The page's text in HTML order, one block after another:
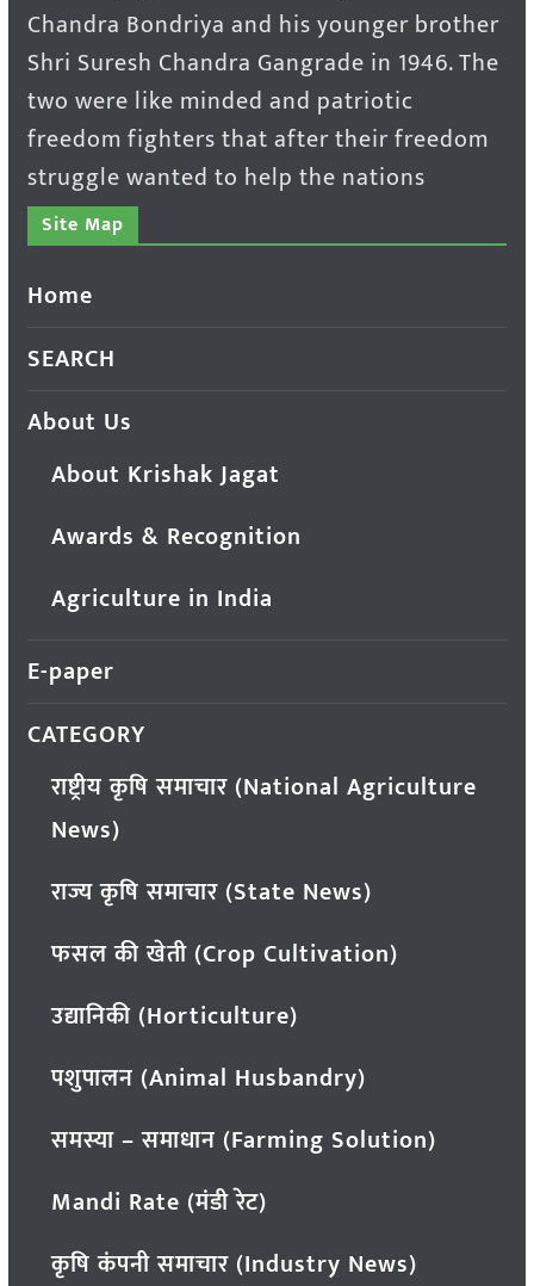
Chandra Bondriya and his younger brother
Shri Suresh Chandra Gangrade in 1946. The
two were like minded and patriotic
freedom fighters that after their freedom
struggle wanted to help the nations
Site Map
Home
SEARCH
About Us
About Krishak Jagat
Awards & Recognition
Agriculture in India
E-paper
CATEGORY
राष्ट्रीय कृषि समाचार (National Agriculture
News)
राज्य कृषि समाचार (State News)
फसल की खेती (Crop Cultivation)
उद्यानिकी (Horticulture)
पशुपालन (Animal Husbandry)
समस्या – समाधान (Farming Solution)
Mandi Rate (मंडी रेट)
कृषि कंपनी समाचार (Industry News)